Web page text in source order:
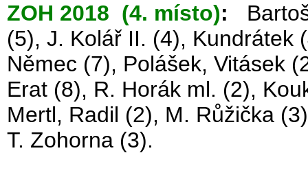
ZOH 2018 (4. místo):
(5), J. Kolář II. (4), Kundrátek
Němec (7), Polášek, Vitásek
Erat (8), R. Horák ml. (2),
Mertl, Radil (2), M. Růžička
T. Zohorna (3).